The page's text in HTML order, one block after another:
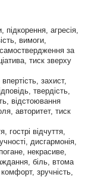
агресія,
вимоги,
за
тиск зверху
захист,
твердість,
відстоювання
авторитет, тиск
гострі відчуття,
дисгармонія,
некрасиве,
біль, втома
зручність,